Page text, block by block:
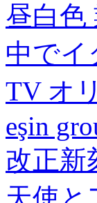
昼白色
中でイ
TV オ
eşin
改正新